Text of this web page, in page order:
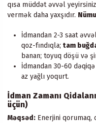
qısa müddət əvvəl
vermək daha yaxşıdır.
İdmandan 2-3 saat
qoz-fındıqla; tam
banan; toyuq döşü və
İdmandan 30-60
az yağlı yoqurt.
İdman Zamanı
üçün)
Məqsəd: Enerjini qorumaq,